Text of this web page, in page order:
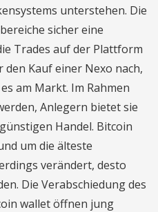
unterstehen. Die
sicher eine
Trades auf der Plattform
den Kauf einer Nexo nach,
am Markt. Im Rahmen
Anlegern bietet sie
Handel. Bitcoin
um die älteste
verändert, desto
Die Verabschiedung des
wallet öffnen jung